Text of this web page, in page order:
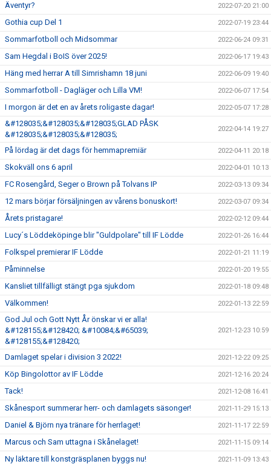
Äventyr? 2022-07-20 21:00
Gothia cup Del 1 2022-07-19 23:44
Sommarfotboll och Midsommar 2022-06-24 09:31
Sam Hegdal i BoIS över 2025! 2022-06-17 19:43
Häng med herrar A till Simrishamn 18 juni 2022-06-09 19:40
Sommarfotboll - Dagläger och Lilla VM! 2022-06-07 17:54
I morgon är det en av årets roligaste dagar! 2022-05-07 17:28
&#128035;&#128035;&#128035;GLAD PÅSK
&#128035;&#128035;&#128035;
2022-04-14 19:27
På lördag är det dags för hemmapremiär 2022-04-11 20:18
Skokväll ons 6 april 2022-04-01 10:13
FC Rosengård, Seger o Brown på Tolvans IP 2022-03-13 09:34
12 mars börjar försäljningen av vårens bonuskort! 2022-03-07 09:34
Årets pristagare! 2022-02-12 09:44
Lucy´s Löddeköpinge blir "Guldpolare" till IF Lödde 2022-01-26 16:44
Folkspel premierar IF Lödde 2022-01-21 11:19
Påminnelse 2022-01-20 19:55
Kansliet tillfälligt stängt pga sjukdom 2022-01-18 09:48
Välkommen! 2022-01-13 22:59
God Jul och Gott Nytt År önskar vi er alla!
&#128155;&#128420; &#10084;&#65039;
&#128155;&#128420;
2021-12-23 10:59
Damlaget spelar i division 3 2022! 2021-12-22 09:25
Köp Bingolottor av IF Lödde 2021-12-16 20:24
Tack! 2021-12-08 16:41
Skånesport summerar herr- och damlagets säsonger! 2021-11-29 15:13
Daniel & Björn nya tränare för herrlaget! 2021-11-17 22:59
Marcus och Sam uttagna i Skånelaget! 2021-11-15 09:14
Ny läktare till konstgräsplanen byggs nu! 2021-11-09 13:43